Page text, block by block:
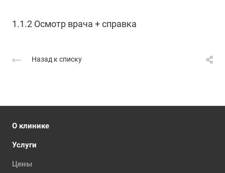
1.1.2 Осмотр врача + справка
Назад к списку
О клинике
Услуги
Цены